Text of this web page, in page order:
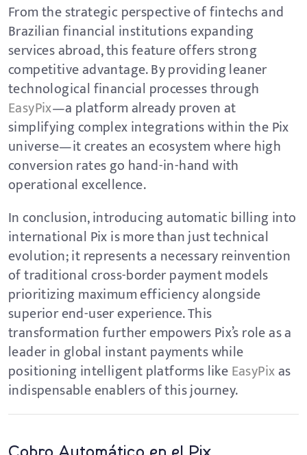
From the strategic perspective of fintechs and
Brazilian financial institutions expanding
services abroad, this feature offers strong
competitive advantage. By providing leaner
technological financial processes through
EasyPix—a platform already proven at
simplifying complex integrations within the Pix
universe—it creates an ecosystem where high
conversion rates go hand-in-hand with
operational excellence.
In conclusion, introducing automatic billing into
international Pix is more than just technical
evolution; it represents a necessary reinvention
of traditional cross-border payment models
prioritizing maximum efficiency alongside
superior end-user experience. This
transformation further empowers Pix’s role as a
leader in global instant payments while
positioning intelligent platforms likeEasyPixas
indispensable enablers of this journey.